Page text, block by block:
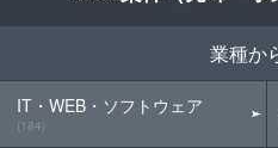
業種か
IT・WEB・ソフトウェア
(184)